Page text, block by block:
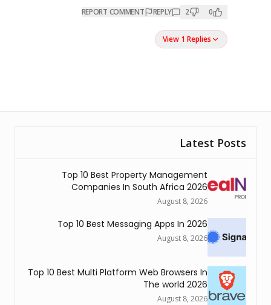
REPLY
REPORT COMMENT
View 1 Replies
Latest Posts
Top 10 Best Property Management
Companies In South Africa 2026
August 8, 2026
Top 10 Best Messaging Apps In 2026
August 8, 2026
Top 10 Best Multi Platform Web Browsers In
The world 2026
August 8, 2026